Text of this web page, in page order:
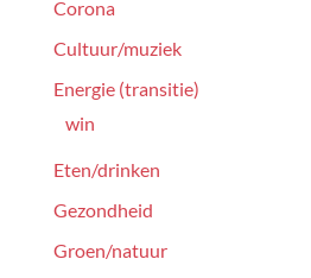
Corona
Cultuur/muziek
Energie (transitie)
win
Eten/drinken
Gezondheid
Groen/natuur